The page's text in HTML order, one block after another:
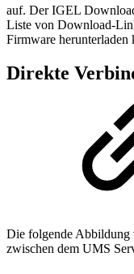
auf. Der IGEL
Liste von Download-
Firmware herunterladen
Direkte
Die folgende Abbildung
zwischen dem UMS